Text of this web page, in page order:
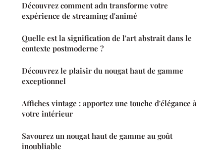
Découvrez comment adn transforme votre
expérience de streaming d'animé
Quelle est la signification de l'art abstrait dans le
contexte postmoderne ?
Découvrez le plaisir du nougat haut de gamme
exceptionnel
Affiches vintage : apportez une touche d'élégance à
votre intérieur
Savourez un nougat haut de gamme au goût
inoubliable